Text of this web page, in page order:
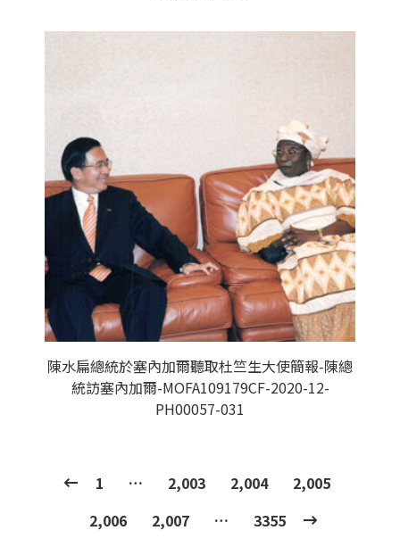
陳水扁總統於塞內加爾聽取杜竺生大使簡報-陳總
統訪塞內加爾-MOFA109179CF-2020-12-
PH00057-031
1 … 2,003 2,004
2,005
2,006
2,007 … 3355